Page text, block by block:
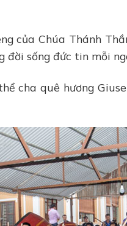
của Chúa Thánh
đời sống đức tin mỗi
cha quê hương